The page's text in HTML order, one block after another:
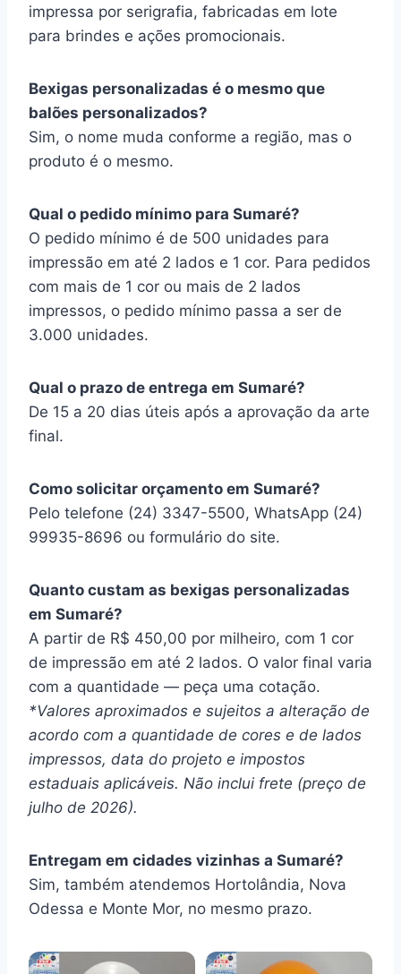
impressa por serigrafia, fabricadas em lote
para brindes e ações promocionais.
Bexigas personalizadas é o mesmo que
balões personalizados?
Sim, o nome muda conforme a região, mas o
produto é o mesmo.
Qual o pedido mínimo para Sumaré?
O pedido mínimo é de 500 unidades para
impressão em até 2 lados e 1 cor. Para pedidos
com mais de 1 cor ou mais de 2 lados
impressos, o pedido mínimo passa a ser de
3.000 unidades.
Qual o prazo de entrega em Sumaré?
De 15 a 20 dias úteis após a aprovação da arte
final.
Como solicitar orçamento em Sumaré?
Pelo telefone (24) 3347-5500, WhatsApp (24)
99935-8696 ou formulário do site.
Quanto custam as bexigas personalizadas
em Sumaré?
A partir de R$ 450,00 por milheiro, com 1 cor
de impressão em até 2 lados. O valor final varia
com a quantidade — peça uma cotação.
*Valores aproximados e sujeitos a alteração de
acordo com a quantidade de cores e de lados
impressos, data do projeto e impostos
estaduais aplicáveis. Não inclui frete (preço de
julho de 2026).
Entregam em cidades vizinhas a Sumaré?
Sim, também atendemos Hortolândia, Nova
Odessa e Monte Mor, no mesmo prazo.